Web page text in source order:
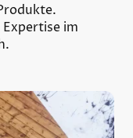
im